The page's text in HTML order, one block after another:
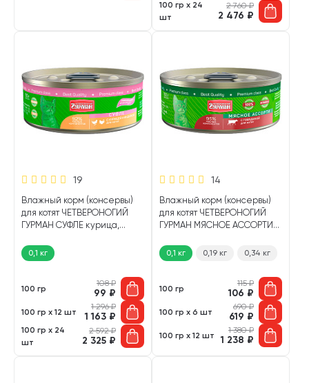
100 гр х 24
шт
2 760₽
2 476 ₽
19
Влажный корм (консервы)
для котят ЧЕТВЕРОНОГИЙ
ГУРМАН СУФЛЕ курица,
0,1 кг
100 гр
108₽
99 ₽
100 гр х 12 шт
1 296₽
1 163 ₽
100 гр х 24
шт
2 592₽
2 325 ₽
14
Влажный корм (консервы)
для котят ЧЕТВЕРОНОГИЙ
ГУРМАН МЯСНОЕ АССОРТИ
0,1 кг 0,19 кг 0,34 кг
100 гр
115₽
106 ₽
100 гр х 6 шт
690₽
619 ₽
100 гр х 12 шт
1 380₽
1 238 ₽